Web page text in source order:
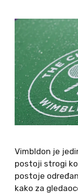
Vimbldon je
postoji strogi
postoje
kako za